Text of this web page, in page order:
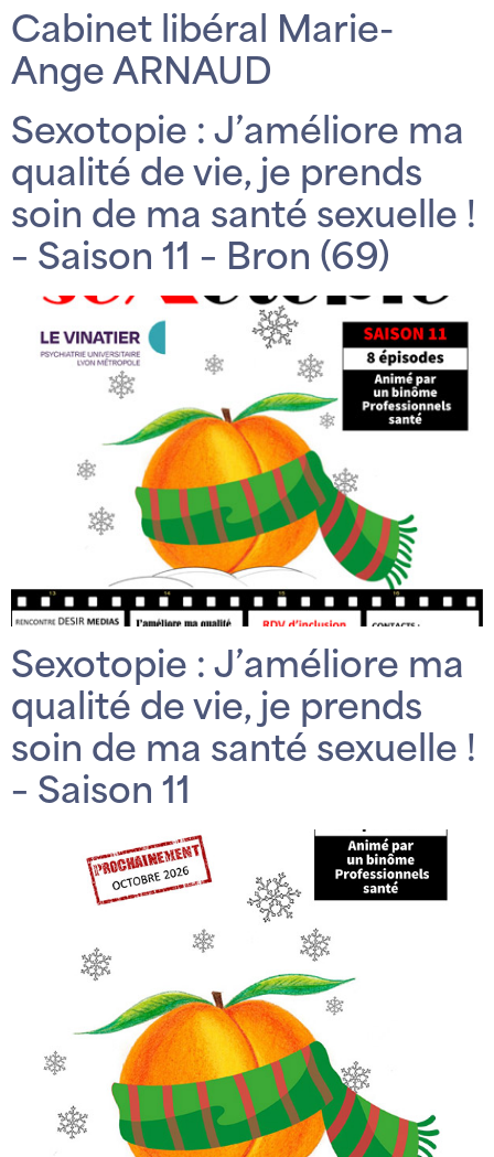
Cabinet libéral Marie-
Ange ARNAUD
Sexotopie : J’améliore ma
qualité de vie, je prends
soin de ma santé sexuelle !
– Saison 11 – Bron (69)
Sexotopie : J’améliore ma
qualité de vie, je prends
soin de ma santé sexuelle !
– Saison 11